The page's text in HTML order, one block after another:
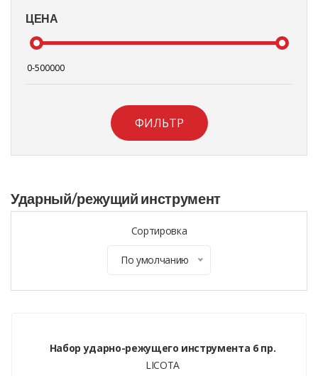
ЦЕНА
ФИЛЬТР
Ударный/режущий инструмент
Сортировка
По умолчанию
Набор ударно-режущего инструмента 6 пр.
LICOTA